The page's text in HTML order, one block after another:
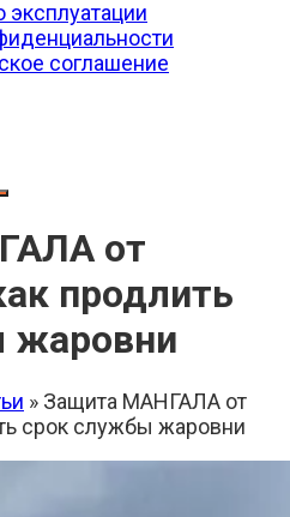
эксплуатации
соглашение
от
продлить
жаровни
» Защита МАНГАЛА от
срок службы жаровни